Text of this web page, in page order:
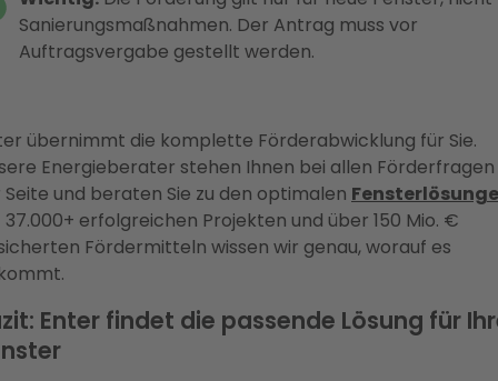
Sanierungsmaßnahmen. Der Antrag muss vor
Auftragsvergabe gestellt werden.
übernimmt die komplette Förderabwicklung für Sie.
Energieberater stehen Ihnen bei allen Förderfragen
Seite und beraten Sie zu den optimalen
37.000+ erfolgreichen Projekten und über 150 Mio. €
Fördermitteln wissen wir genau, worauf es
Enter findet die passende Lösung für